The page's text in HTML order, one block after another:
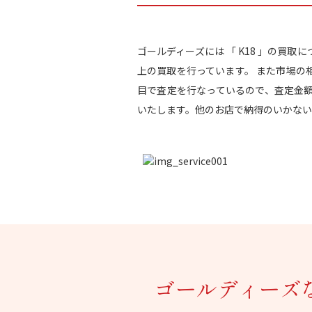
ゴールディーズには 「 K18 」の買取
上の買取を行っています。 また市場
目で査定を行なっているので、査定金
いたします。他のお店で納得のいかな
ゴールディーズ